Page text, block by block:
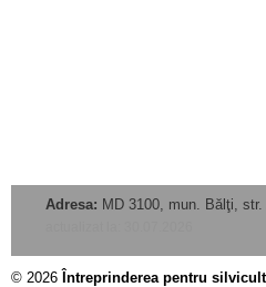
Adresa: MD 3100, mun. Bălţi,
© 2026 Întreprinderea pentru